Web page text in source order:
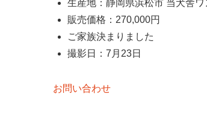
生産地：静岡県浜松市 当犬舎ワ
販売価格：270,000円
ご家族決まりました
撮影日：7月23日
お問い合わせ